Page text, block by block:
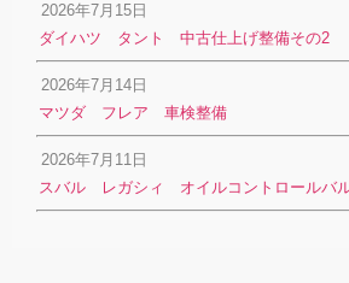
2026年7月15日
ダイハツ タント 中古仕上げ整備その2
2026年7月14日
マツダ フレア 車検整備
2026年7月11日
スバル レガシィ オイルコントロールバ